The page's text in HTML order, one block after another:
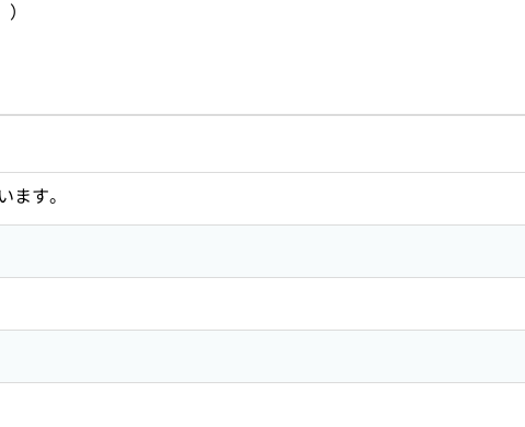
ージへのリンク
を検索
す。